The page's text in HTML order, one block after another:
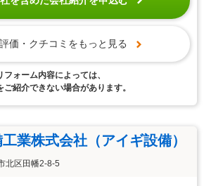
価・クチコミをもっと見る
ォーム内容によっては、
ご紹介できない場合があります。
業株式会社（アイギ設備）
北区田幡2-8-5